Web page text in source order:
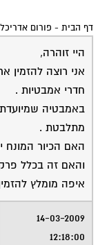
דף הבית - פורום
היי זוהרה,
חדרי אמבטיות .
מתלבטת .
האם הכיור המונח
והאם זה בכלל
איפה מומלץ
14-03-2009
12:18:00